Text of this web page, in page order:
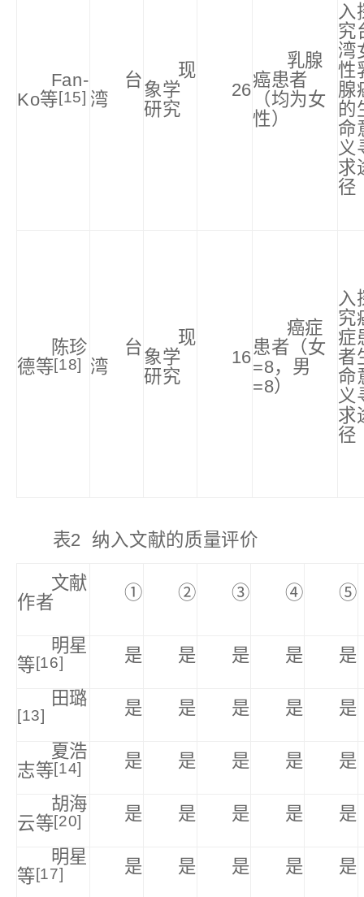
Fan-
Ko等[15]
台
湾
现
象学
研究
26
乳腺
癌患者
（均为女
性）
入
究
湾
性
腺
的
命
义
求
径
陈珍
德等[18]
台
湾
现
象学
研究
16
癌症
患者（女
=8，男
=8）
入
究
症
者
命
义
求
径
表2 纳入文献的质量评价
文献
作者
① ② ③ ④ ⑤
明星
等[16] 是 是 是 是 是
田璐
[13] 是 是 是 是 是
夏浩
志等[14] 是 是 是 是 是
胡海
云等[20] 是 是 是 是 是
明星
等[17] 是 是 是 是 是